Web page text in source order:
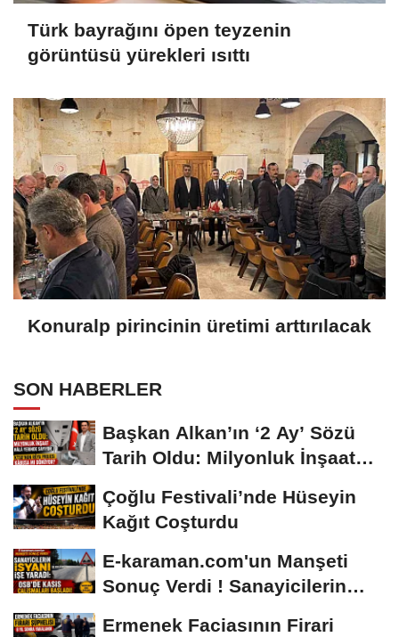
Türk bayrağını öpen teyzenin
görüntüsü yürekleri ısıttı
Konuralp pirincinin üretimi arttırılacak
SON HABERLER
Başkan Alkan’ın ‘2 Ay’ Sözü
Tarih Oldu: Milyonluk İnşaat
Çoğlu Festivali’nde Hüseyin
Kağıt Coşturdu
E-karaman.com'un Manşeti
Sonuç Verdi ! Sanayicilerin
Ermenek Faciasının Firari